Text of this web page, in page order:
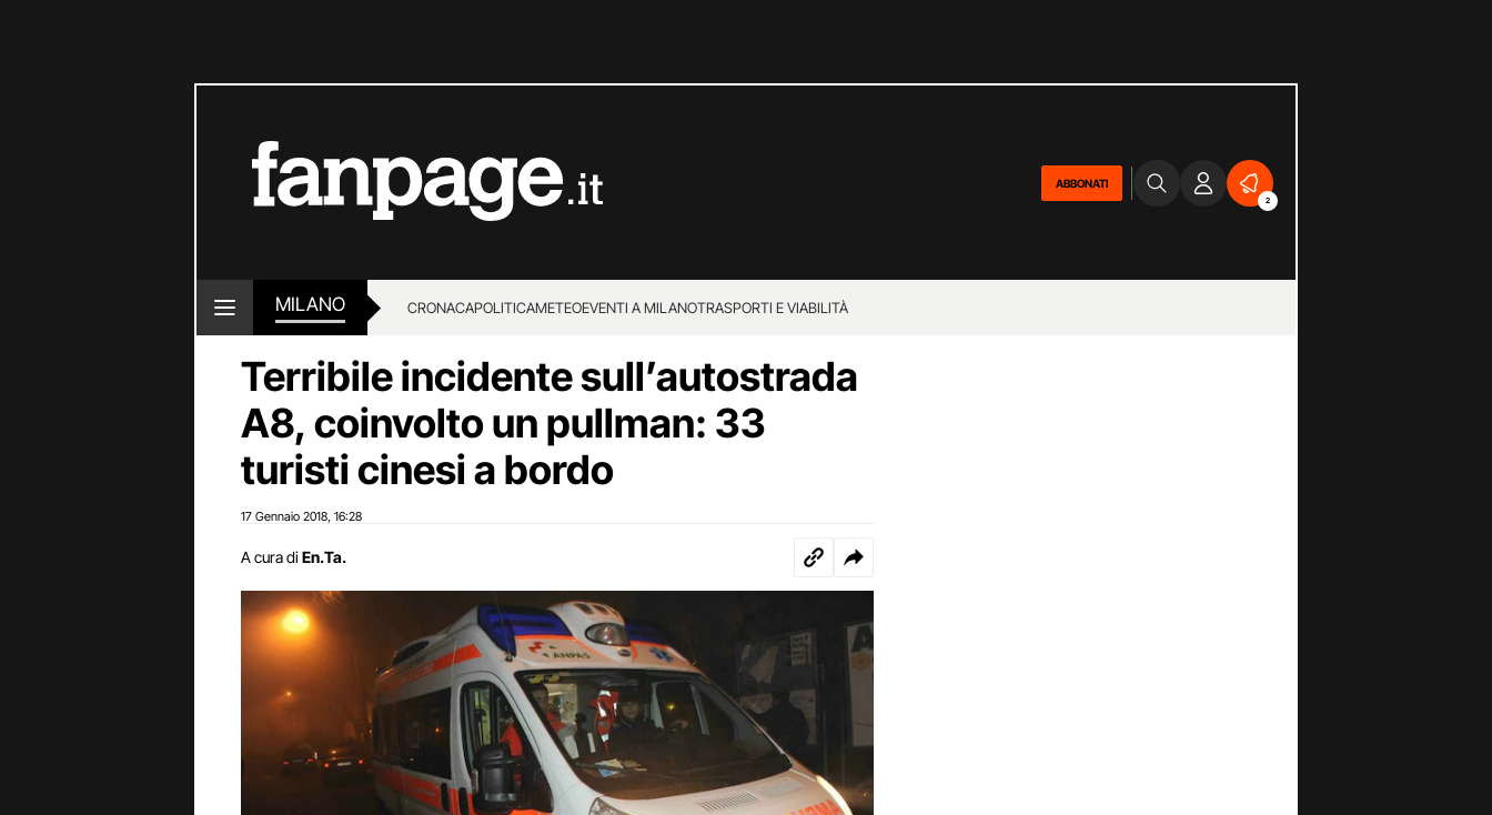
ABBONATI
2
MILANO CRONACAPOLITICAMETEOEVENTI A MILANOTRASPORTI E VIABILITÀ
Terribile incidente sull’autostrada
A8, coinvolto un pullman: 33
turisti cinesi a bordo
17 Gennaio 2018 16:28
A cura di En.Ta.